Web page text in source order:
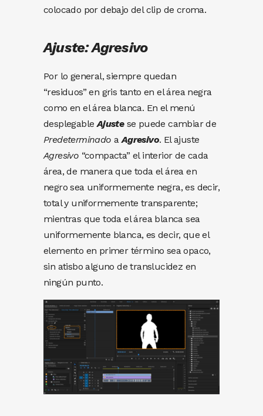
colocado por debajo del clip de croma.
Ajuste: Agresivo
Por lo general, siempre quedan
“residuos” en gris tanto en el área negra
como en el área blanca. En el menú
desplegable Ajustese puede cambiar de
Predeterminado a Agresivo. El ajuste
Agresivo “compacta” el interior de cada
área, de manera que toda el área en
negro sea uniformemente negra, es decir,
total y uniformemente transparente;
mientras que toda el área blanca sea
uniformemente blanca, es decir, que el
elemento en primer término sea opaco,
sin atisbo alguno de translucidez en
ningún punto.